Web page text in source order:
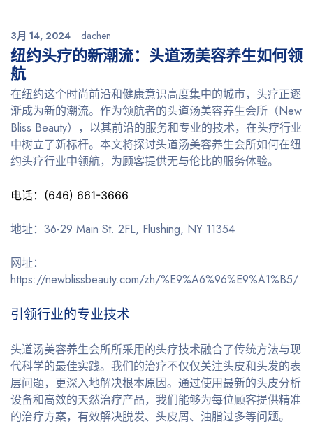
3月 14, 2024 dachen
纽约头疗的新潮流：头道汤美容养生如何领
航
在纽约这个时尚前沿和健康意识高度集中的城市，头疗正逐
渐成为新的潮流。作为领航者的头道汤美容养生会所（New
Bliss Beauty），以其前沿的服务和专业的技术，在头疗行业
中树立了新标杆。本文将探讨头道汤美容养生会所如何在纽
约头疗行业中领航，为顾客提供无与伦比的服务体验。
电话：(646) 661-3666
地址：36-29 Main St. 2FL, Flushing, NY 11354
网址：
https://newblissbeauty.com/zh/%E9%A6%96%E9%A1%B5/
引领行业的专业技术
头道汤美容养生会所所采用的头疗技术融合了传统方法与现
代科学的最佳实践。我们的治疗不仅仅关注头皮和头发的表
层问题，更深入地解决根本原因。通过使用最新的头皮分析
设备和高效的天然治疗产品，我们能够为每位顾客提供精准
的治疗方案，有效解决脱发、头皮屑、油脂过多等问题。